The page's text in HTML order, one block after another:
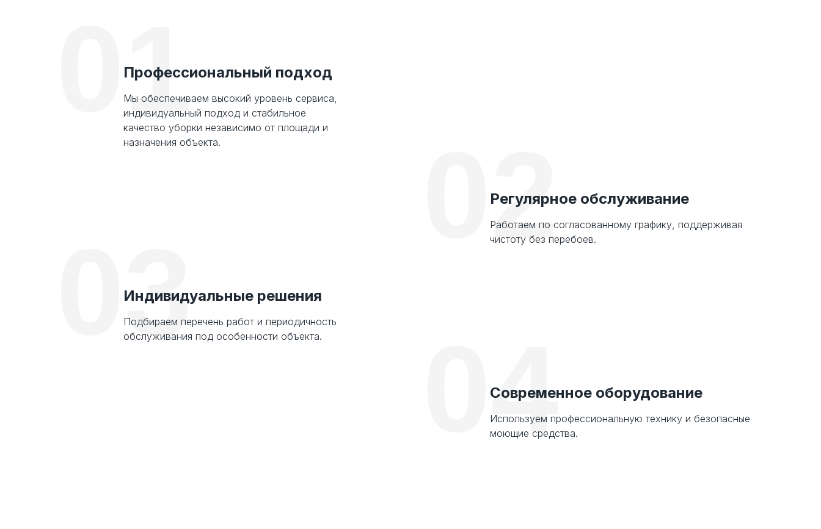
Профессиональный подход
Мы обеспечиваем высокий уровень сервиса,
индивидуальный подход и стабильное
качество уборки независимо от площади и
назначения объекта.
01
Регулярное обслуживание
Работаем по согласованному графику, поддерживая
чистоту без перебоев.
02
Индивидуальные решения
Подбираем перечень работ и периодичность
обслуживания под особенности объекта.
03
Современное оборудование
Используем профессиональную технику и безопасные
моющие средства.
04